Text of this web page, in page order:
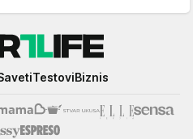
TestoviBiznis